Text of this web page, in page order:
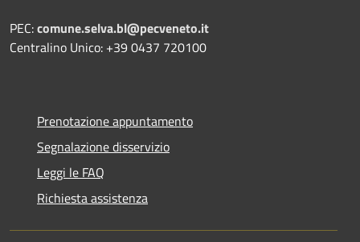
PEC:comune.selva.bl@pecveneto.it
Centralino Unico: +39 0437 720100
Prenotazione appuntamento
Segnalazione disservizio
Leggi le FAQ
Richiesta assistenza